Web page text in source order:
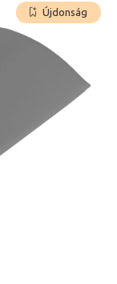
Újdonság